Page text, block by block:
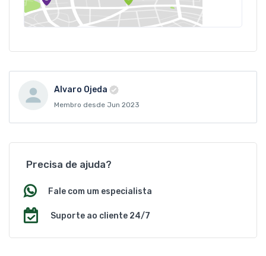
Alvaro Ojeda
Membro desde Jun 2023
Precisa de ajuda?
Fale com um especialista
Suporte ao cliente 24/7